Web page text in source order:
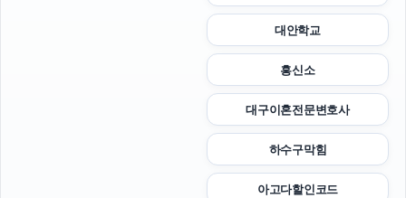
대안학교
흥신소
대구이혼전문변호사
하수구막힘
아고다할인코드